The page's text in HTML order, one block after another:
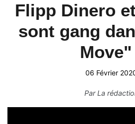
Flipp Dinero
sont gang
06 Février
ParLa